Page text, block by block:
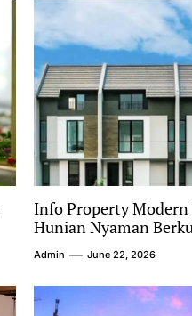
Info Property Modern
Hunian Nyaman
Admin June 22, 2026